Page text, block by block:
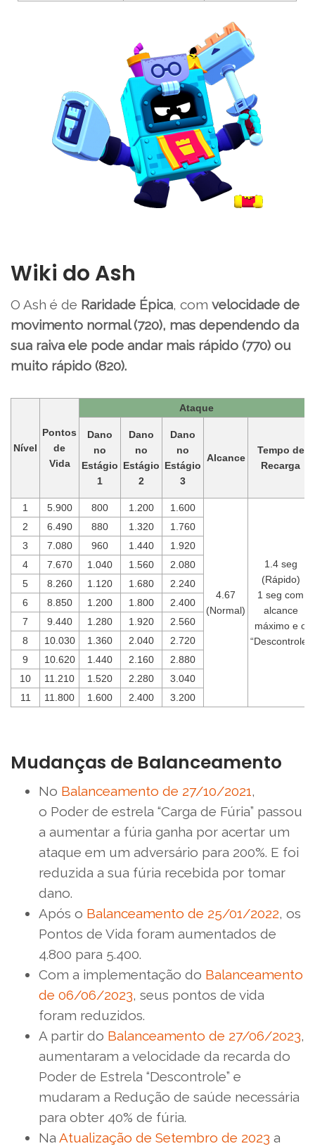
Wiki do Ash
O Ash é de Raridade Épica, com velocidade de
movimento normal (720), mas dependendo da
sua raiva ele pode andar mais rápido (770) ou
muito rápido (820).
Nível
Pontos
de
Vida
Ataque
Dano
no
Estágio
1
Dano
no
Estágio
2
Dano
no
Estágio
3
Alcance
Tempo de
Recarga
1 5.900 800 1.200 1.600
4.67
(Normal)
1.4 seg
(Rápido)
1 seg com
alcance
máximo e o
“Descontrole”
2 6.490 880 1.320
1.760
3
7.080 960 1.440
1.920
4
7.670 1.040 1.560
2.080
5
8.260 1.120 1.680
2.240
6
8.850 1.200 1.800
2.400
7
9.440 1.280 1.920
2.560
8
10.030 1.360 2.040
2.720
9
10.620 1.440 2.160
2.880
10
11.210 1.520 2.280
3.040
11
11.800 1.600 2.400 3.200
Mudanças de Balanceamento
No Balanceamento de 27/10/2021,
o Poder de estrela “Carga de Fúria” passou
a aumentar a fúria ganha por acertar um
ataque em um adversário para 200%. E foi
reduzida a sua fúria recebida por tomar
dano.
Após o Balanceamento de 25/01/2022, os
Pontos de Vida foram aumentados de
4.800 para 5.400.
Com a implementação do Balanceamento
de 06/06/2023, seus pontos de vida
foram reduzidos.
A partir do Balanceamento de 27/06/2023,
aumentaram a velocidade da recarda do
Poder de Estrela “Descontrole” e
mudaram a Redução de saúde necessária
para obter 40% de fúria.
Na Atualização de Setembro de 2023 a